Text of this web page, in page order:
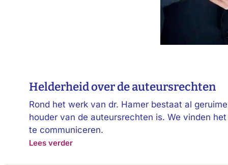
Helderheid over de auteursrechten
Rond het werk van dr. Hamer bestaat al
houder van de auteursrechten is. We vinden
te communiceren.
Lees verder